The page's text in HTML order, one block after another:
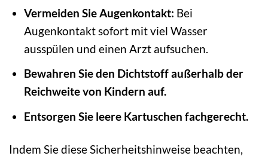
Vermeiden Sie Augenkontakt: Bei
Augenkontakt sofort mit viel Wasser
ausspülen und einen Arzt aufsuchen.
Bewahren Sie den Dichtstoff außerhalb der
Reichweite von Kindern auf.
Entsorgen Sie leere Kartuschen fachgerecht.
Indem Sie diese Sicherheitshinweise beachten,